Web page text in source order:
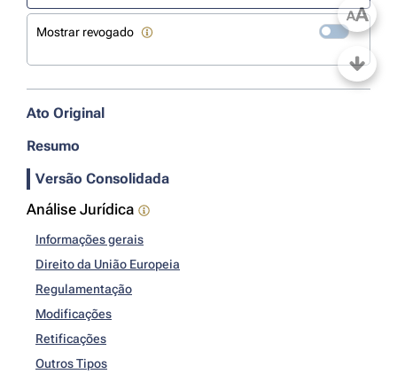
Mostrar revogado
Ato Original
Resumo
Versão Consolidada
Análise Jurídica
Informações gerais
Direito da União Europeia
Regulamentação
Modificações
Retificações
Outros Tipos
AA